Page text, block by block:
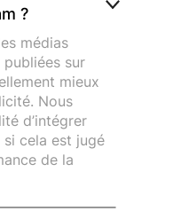
?
médias
sur
mieux
Nous
d’intégrer
cela est jugé
de la